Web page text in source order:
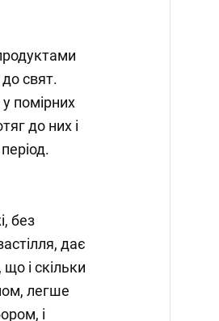
до свят.
помірних
до них і
без
дає
і скільки
легше
і